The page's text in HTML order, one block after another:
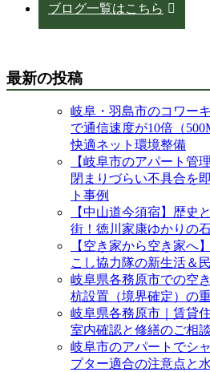
ブログ一覧はこちら
最新の投稿
岐阜・羽島市のコワー
で通信速度が10倍（
快適ネット環境整備
【岐阜市のアパート管
閉まりづらい不具合を
ト事例
【中山道今須宿】歴史
街！徳川家康ゆかりの
【空き家から空き家へ
こし協力隊の新生活＆
岐阜県各務原市での空
杭設置（境界確定）の
岐阜県各務原市｜賃貸
室内確認と修繕のご相談
岐阜市のアパートでシ
プター適合の注意点と